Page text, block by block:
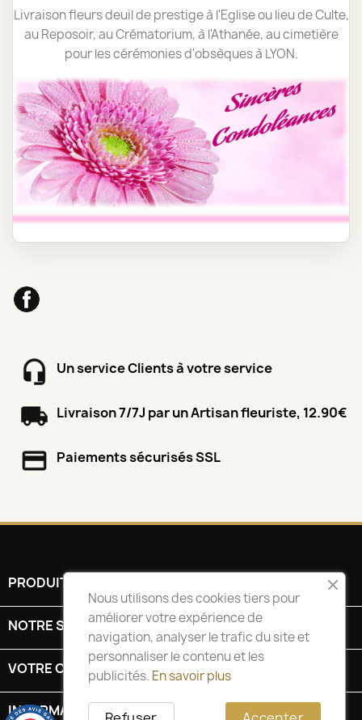
Livraison fleurs deuil de prestige à l'Eglise ou lieu de Culte,
au Reposoir, au Crématorium, à l'Athanée, au cimetière
pour les cérémonies d'obsèques à LYON.
Facebook
Un service Clients à votre service
Livraison 7/7J par un Artisan fleuriste, 12.90€
Paiements sécurisés SSL
PRODUITS 
NOTRE SOCIÉTÉ
VOTRE COMPTE
INFORMATIONS
Nous utilisons des cookies tiers pour
améliorer votre expérience de
navigation, analyser le trafic du site et
personnaliser le contenu et les
publicités. En savoir plus